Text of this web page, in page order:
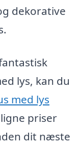
dekorative
lys, kan du
med lys
priser
dit næste